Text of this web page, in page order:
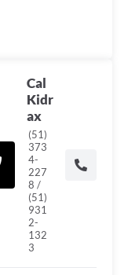
Cal
Kidr
ax
(51)
373
4-
227
8 /
(51)
931
2-
132
3